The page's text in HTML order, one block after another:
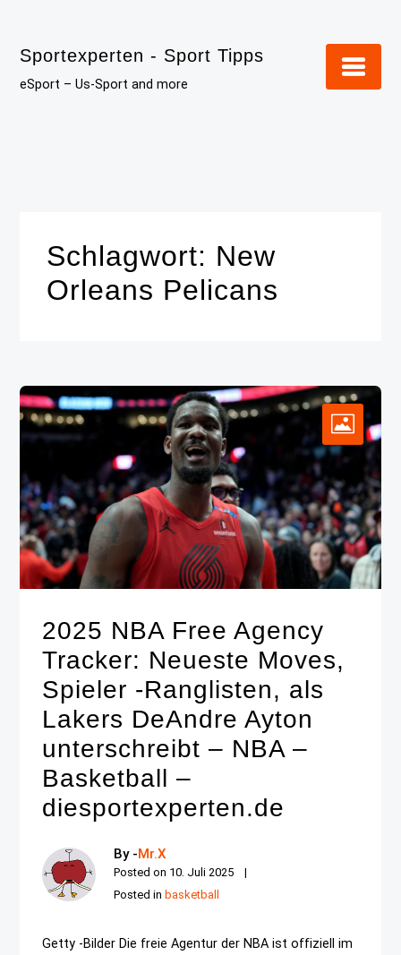
content
Sportexperten - Sport Tipps
eSport – Us-Sport and more
Schlagwort: New
Orleans Pelicans
2025 NBA Free Agency
Tracker: Neueste Moves,
Spieler -Ranglisten, als
Lakers DeAndre Ayton
unterschreibt – NBA –
Basketball –
diesportexperten.de
By -Mr.X
Posted on 10. Juli 2025
Posted in basketball
Getty -Bilder Die freie Agentur der NBA ist offiziell im